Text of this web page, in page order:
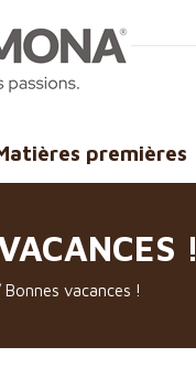
premières
!
Bonnes vacances !